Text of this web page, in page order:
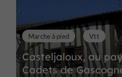
Casteljaloux, au
Cadets de
Marche à pied Vtt